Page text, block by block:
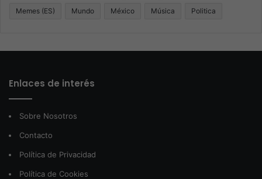
Memes (ES) Mundo México Música Politica
Enlaces de interés
Sobre Nosotros
Contacto
Política de Privacidad
Política de Cookies